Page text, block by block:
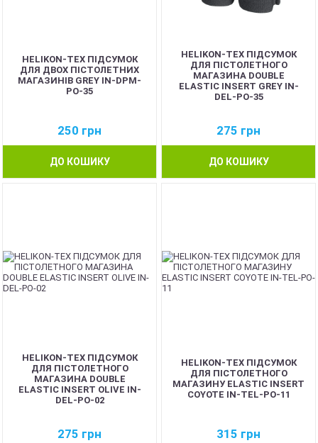
HELIKON-TEX ПІДСУМОК
ДЛЯ ДВОХ ПІСТОЛЕТНИХ
МАГАЗИНІВ GREY IN-DPM-
PO-35
250 грн
ДО КОШИКУ
HELIKON-TEX ПІДСУМОК
ДЛЯ ПІСТОЛЕТНОГО
МАГАЗИНА DOUBLE
ELASTIC INSERT GREY IN-
DEL-PO-35
275 грн
ДО КОШИКУ
HELIKON-TEX ПІДСУМОК
ДЛЯ ПІСТОЛЕТНОГО
МАГАЗИНА DOUBLE
ELASTIC INSERT OLIVE IN-
DEL-PO-02
275 грн
HELIKON-TEX ПІДСУМОК
ДЛЯ ПІСТОЛЕТНОГО
МАГАЗИНУ ELASTIC INSERT
COYOTE IN-TEL-PO-11
315 грн